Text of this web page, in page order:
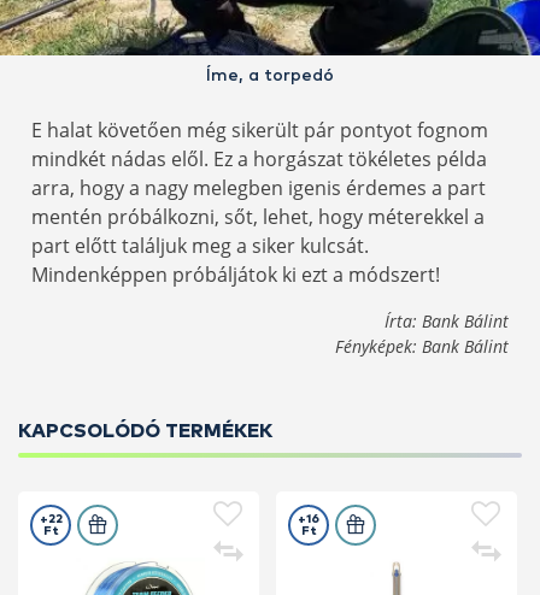
Íme, a torpedó
E halat követően még sikerült pár pontyot fognom
mindkét nádas elől. Ez a horgászat tökéletes példa
arra, hogy a nagy melegben igenis érdemes a part
mentén próbálkozni, sőt, lehet, hogy méterekkel a
part előtt találjuk meg a siker kulcsát.
Mindenképpen próbáljátok ki ezt a módszert!
Írta: Bank Bálint
Fényképek: Bank Bálint
KAPCSOLÓDÓ TERMÉKEK
+22
Ft
+16
Ft